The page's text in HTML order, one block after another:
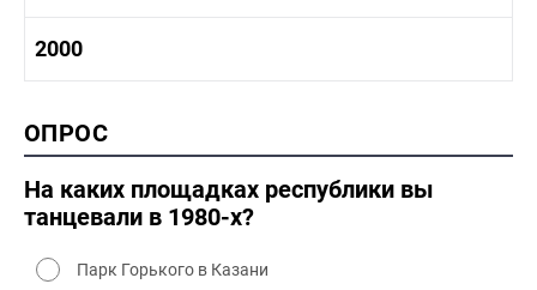
1980-1990 культура
1990-2000 культура
2000
2000 промышленность
2000 культура
ОПРОС
На каких площадках республики вы
танцевали в 1980-х?
Парк Горького в Казани